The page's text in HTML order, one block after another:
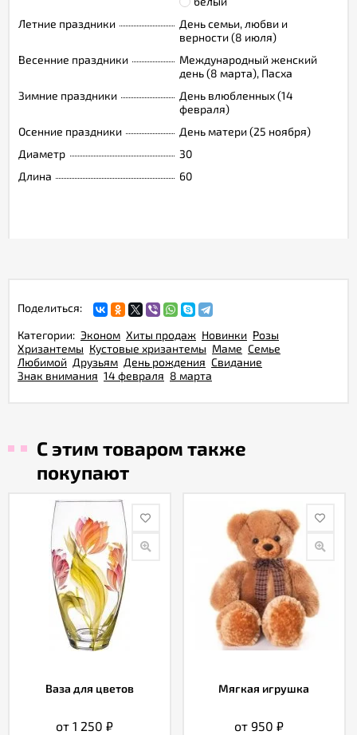
Летние праздники
День семьи, любви и
верности (8 июля)
Весенние праздники
Международный женский
день (8 марта), Пасха
Зимние праздники
День влюбленных (14
февраля)
Осенние праздники
День матери (25 ноября)
Диаметр
30
Длина
60
Поделиться:
Категории: Эконом Хиты продаж Новинки Розы
Хризантемы Кустовые хризантемы Маме Семье
Любимой Друзьям День рождения Свидание
Знак внимания 14 февраля 8 марта
С этим товаром также
покупают
Ваза для цветов
от 1 250₽
Мягкая игрушка
от 950₽